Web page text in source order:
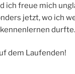
ich freue mich
jetzt, wo ich
durfte.
dem Laufenden!